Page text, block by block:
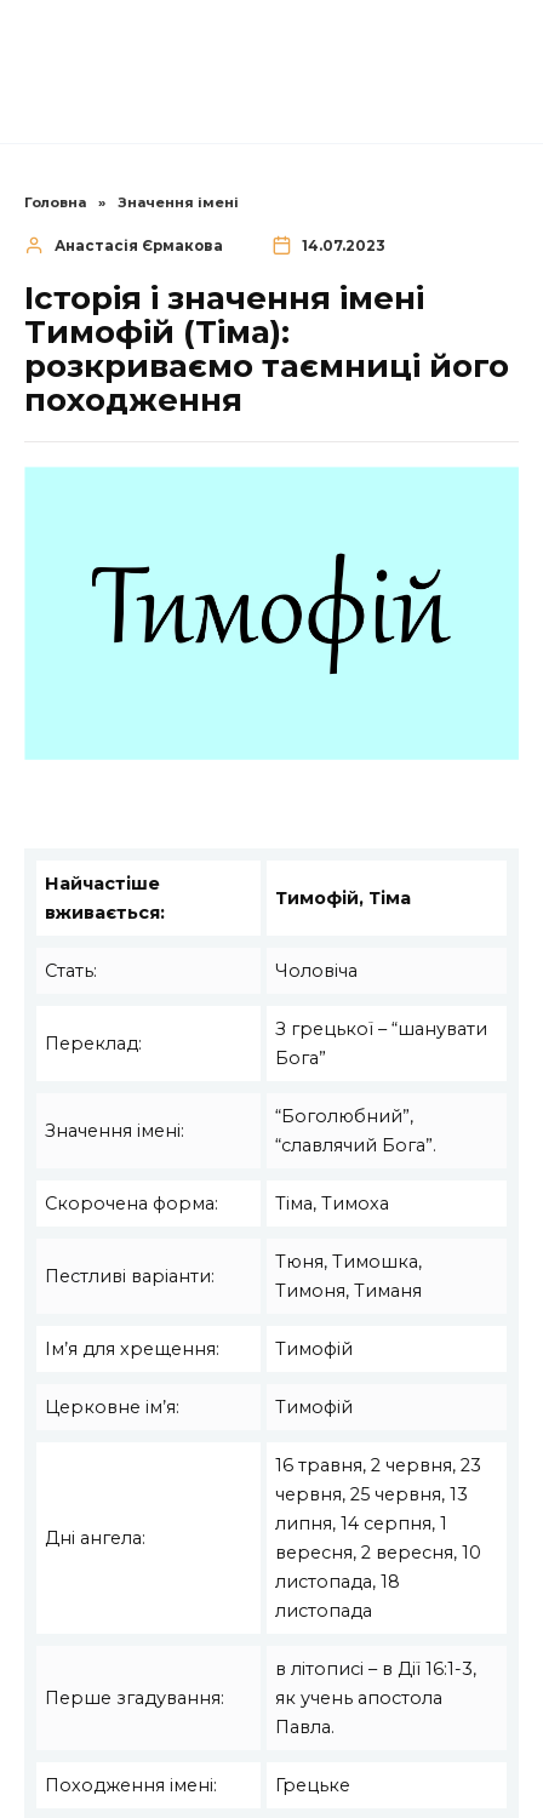
Головна » Значення імені
Анастасія Єрмакова 14.07.2023
Історія і значення імені
Тимофій (Тіма):
розкриваємо таємниці його
походження
Найчастіше
вживається:
Тимофій, Тіма
Стать: Чоловіча
Переклад:
З грецької – “шанувати
Бога”
Значення імені:
“Боголюбний”,
“славлячий Бога”.
Скорочена форма: Тіма, Тимоха
Пестливі варіанти:
Тюня, Тимошка,
Тимоня, Тиманя
Ім’я для хрещення: Тимофій
Церковне ім’я: Тимофій
Дні ангела:
16 травня, 2 червня, 23
червня, 25 червня, 13
липня, 14 серпня, 1
вересня, 2 вересня, 10
листопада, 18
листопада
Перше згадування:
в літописі – в Дії 16:1-3,
як учень апостола
Павла.
Походження імені: Грецьке